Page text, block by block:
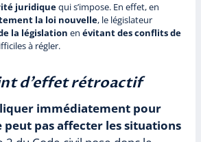
juridiquequi s’impose. En effet, en
la loi nouvelle, le législateur
la législation enévitant des conflits de
à régler.
d’effet rétroactif
immédiatement pour
peut pas affecter les situations